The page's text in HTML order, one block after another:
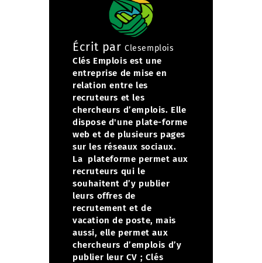
Écrit par Clesemplois
Clés Emplois est une
entreprise de mise en
relation entre les
recruteurs et les
chercheurs d’emplois. Elle
dispose d'une plate-forme
web et de plusieurs pages
sur les réseaux sociaux.
La plateforme permet aux
recruteurs qui le
souhaitent d’y publier
leurs offres de
recrutement et de
vacation de poste, mais
aussi, elle permet aux
chercheurs d’emplois d’y
publier leur CV ; Clés